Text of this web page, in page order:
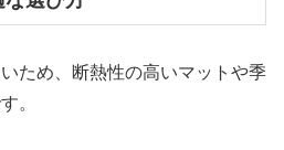
ため、断熱性の高いマットや季
。